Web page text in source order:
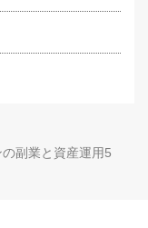
副業と資産運用5